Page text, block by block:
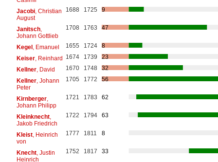
Jacobi, Christian
August
1688 1725 9
Janitsch,
Johann Gottlieb
1708 1763 47
Kegel, Emanuel 1655 1724
8
Keiser, Reinhard 1674 1739
23
Kellner, David 1670 1748
32
Kellner, Johann
Peter
1705 1772 56
Kirnberger,
Johann Philipp
1721 1783 62
Kleinknecht,
Jakob Friedrich
1722 1794 63
Kleist, Heinrich
von
1777 1811 8
Knecht, Justin
Heinrich
1752 1817 33